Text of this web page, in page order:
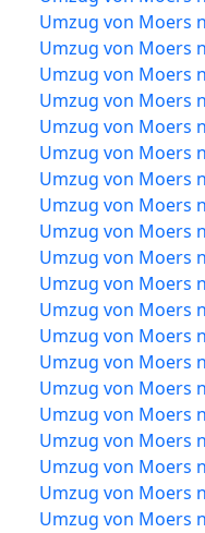
Umzug von Moers
Umzug von Moers
Umzug von Moers
Umzug von Moers
Umzug von Moers
Umzug von Moers
Umzug von Moers
Umzug von Moers
Umzug von Moers
Umzug von Moers
Umzug von Moers
Umzug von Moers
Umzug von Moers
Umzug von Moers
Umzug von Moers
Umzug von Moers
Umzug von Moers
Umzug von Moers
Umzug von Moers
Umzug von Moers